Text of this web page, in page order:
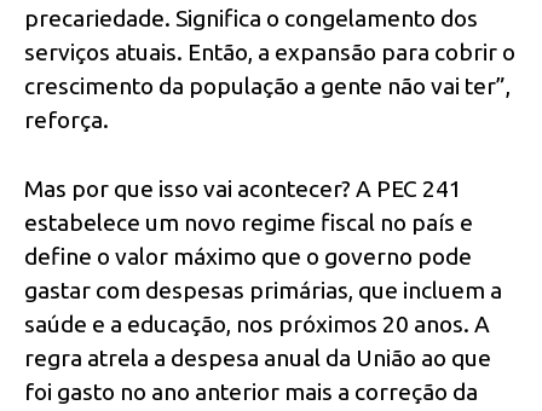
precariedade. Significa o congelamento dos
serviços atuais. Então, a expansão para cobrir o
crescimento da população a gente não vai ter”,
reforça.
Mas por que isso vai acontecer? A PEC 241
estabelece um novo regime fiscal no país e
define o valor máximo que o governo pode
gastar com despesas primárias, que incluem a
saúde e a educação, nos próximos 20 anos. A
regra atrela a despesa anual da União ao que
foi gasto no ano anterior mais a correção da